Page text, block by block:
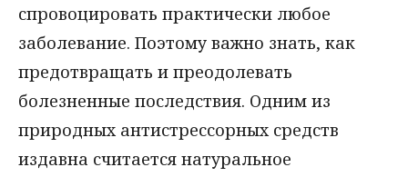
спровоцировать практически любое
заболевание. Поэтому важно знать, как
предотвращать и преодолевать
болезненные последствия. Одним из
природных антистрессорных средств
издавна считается натуральное